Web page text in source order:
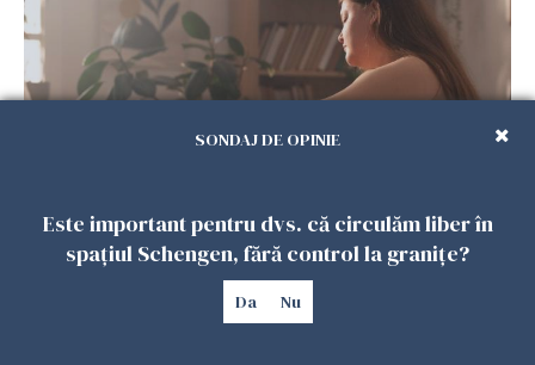
Vrei să te muți în SUA? Un studiu Harvard
arată ce se întâmplă cu sănătatea multor
imigranți
SONDAJ DE OPINIE
Este important pentru dvs. că circulăm liber în
spațiul Schengen, fără control la granițe?
Da Nu